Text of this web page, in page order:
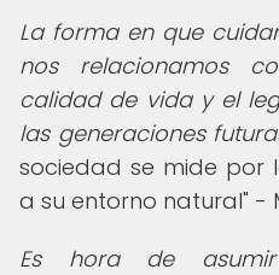
La forma en que
nos relacionamos
calidad de vida y el
las generaciones
sociedad se mide
a su entorno natural" -
Es hora de asumir